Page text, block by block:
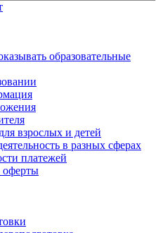
образовательные
взрослых и детей
в разных сферах
платежей
оферты